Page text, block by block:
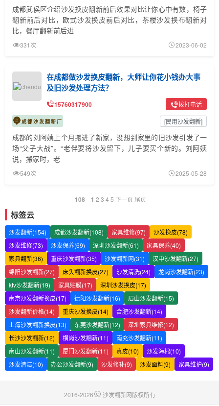
成都武侯区介绍沙发换皮翻新前后效果对比让你心中有数，椅子
翻新前后对比，欧式沙发换皮前后对比，茶楼沙发换布翻新对
比，餐厅翻新前后进
331次 2023-06-02
在成都做沙发换皮翻新，大师让你花小钱办大事
及旧沙发处理方法？
15760317900 拨打电话
成都沙发翻新厂 [民用沙发翻新]
成都的刘阿姨上个月搬进了新家，没想到家里的旧沙发引发了一
场“父子大战”。“老伴要将沙发留下，儿子要买个新的。刘阿姨
说，搬家时，老
549次 2025-05-28
108 1 2 3 4 5 下一页 尾页
标签云
沙发翻新(154) 成都沙发翻新(108) 家具维修(97)
沙发换皮(78)
沙发维修(73)
沙发保养(69) 深圳沙发翻新(61)
家具保养(40)
家具翻新(36)
重庆沙发翻新(35) 沙发翻新网(31)
汉中沙发翻新(27)
绵阳沙发翻新(27)
床头翻新换皮(27) 沙发清洗(24)
龙岗沙发翻新(23)
ktv沙发翻新(19)
家具贴膜(17)
深圳沙发换皮(17)
南京沙发翻新换皮(17)
德阳沙发翻新(16)
眉山沙发翻新(15)
沙发翻新价格(14)
重庆沙发换皮(14)
合肥沙发翻新(14)
上海沙发翻新换皮(13)
东莞沙发翻新(12)
深圳家具维修(12)
长沙沙发翻新(12)
横岗沙发翻新(11)
南充沙发翻新(11)
南山沙发翻新(11)
厦门沙发翻新(11) 真皮(10)
沙发海棉(10)
沙发清洁(10)
办公沙发翻新(9) 沙发修补(9) 沙发面料(9) 家具维护(9)
2016-2026 沙发翻新网版权所有